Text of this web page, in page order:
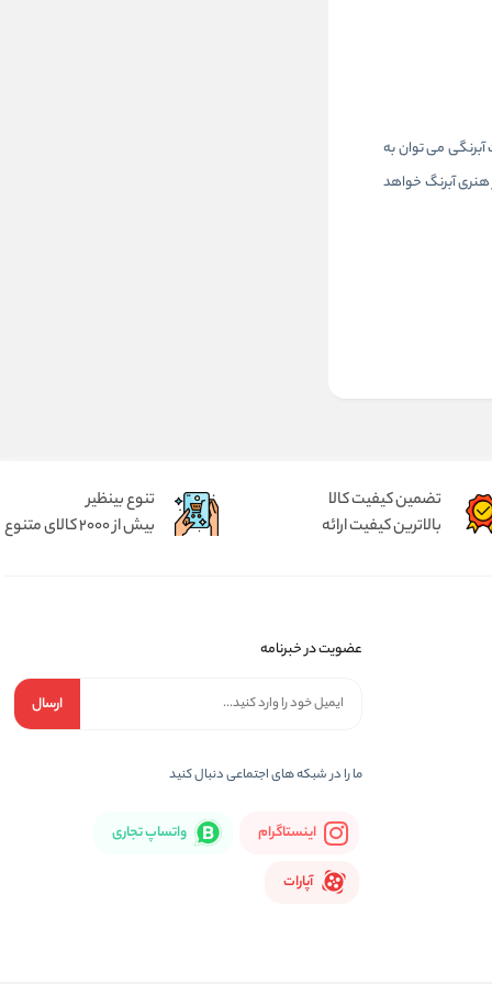
آبرنگی می توان به
هنری آبرنگ خواهد
تضمین کیفیت کالا
بالاترین کیفیت ارائه
تنوع بینظیر
بیش از 2000 کالای متنوع
عضویت در خبرنامه
ارسال
ما را در شبكه های اجتماعی دنبال کنید
اینستاگرام واتساپ تجاری
آپارات